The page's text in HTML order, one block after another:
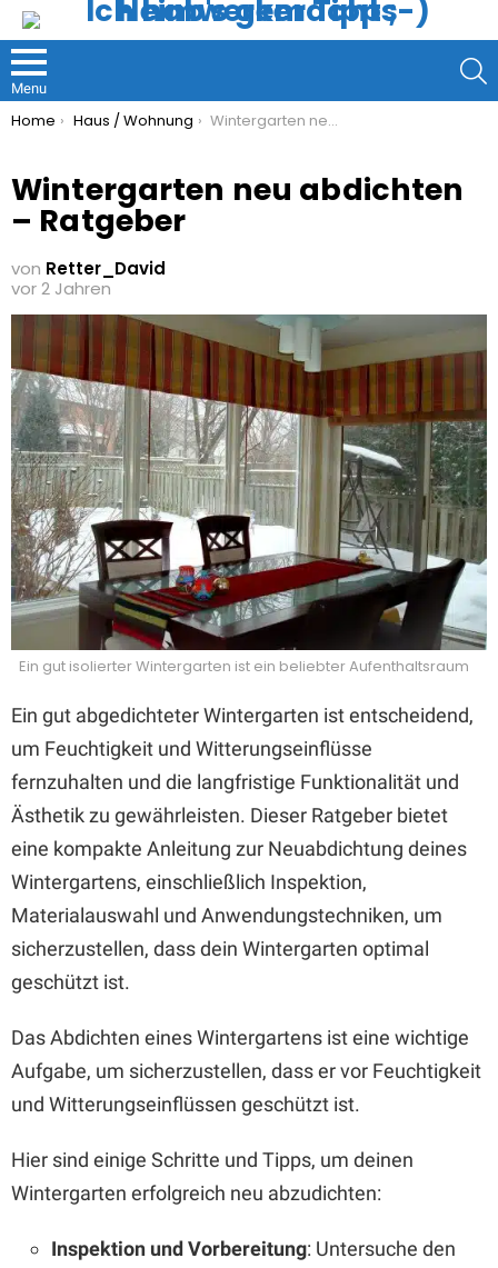
Menu
You are here:
Home Haus / Wohnung Wintergarten neu abdichten – Ratgeber
Wintergarten neu abdichten
– Ratgeber
von Retter_David
vor 2 Jahren
Ein gut isolierter Wintergarten ist ein beliebter Aufenthaltsraum
Ein gut abgedichteter Wintergarten ist entscheidend,
um Feuchtigkeit und Witterungseinflüsse
fernzuhalten und die langfristige Funktionalität und
Ästhetik zu gewährleisten. Dieser Ratgeber bietet
eine kompakte Anleitung zur Neuabdichtung deines
Wintergartens, einschließlich Inspektion,
Materialauswahl und Anwendungstechniken, um
sicherzustellen, dass dein Wintergarten optimal
geschützt ist.
Das Abdichten eines Wintergartens ist eine wichtige
Aufgabe, um sicherzustellen, dass er vor Feuchtigkeit
und Witterungseinflüssen geschützt ist.
Hier sind einige Schritte und Tipps, um deinen
Wintergarten erfolgreich neu abzudichten:
Inspektion und Vorbereitung: Untersuche den